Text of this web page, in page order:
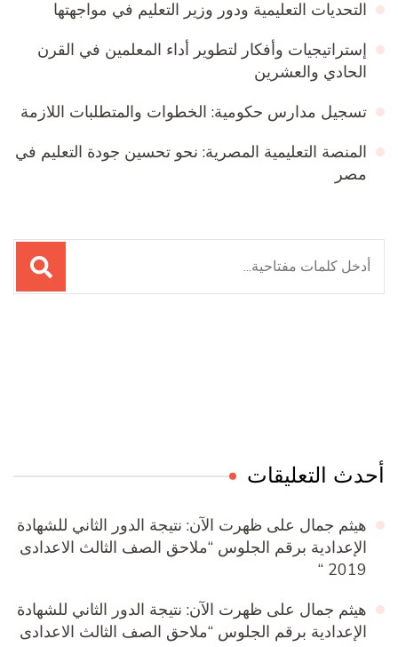
التحديات التعليمية ودور وزير التعليم في مواجهتها
إستراتيجيات وأفكار لتطوير أداء المعلمين في القرن
الحادي والعشرين
تسجيل مدارس حكومية: الخطوات والمتطلبات اللازمة
المنصة التعليمية المصرية: نحو تحسين جودة التعليم في
مصر
البحث
عن:
أحدث التعليقات
هيثم جمال على ظهرت الآن: نتيجة الدور الثاني للشهادة
الإعدادية برقم الجلوس “ملاحق الصف الثالث الاعدادى
2019 “
هيثم جمال على ظهرت الآن: نتيجة الدور الثاني للشهادة
الإعدادية برقم الجلوس “ملاحق الصف الثالث الاعدادى